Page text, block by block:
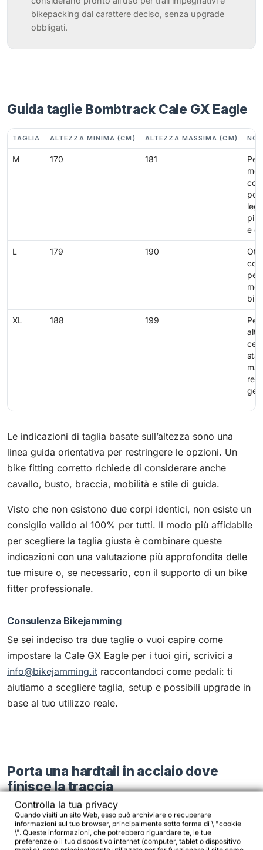
bikepacking dal carattere deciso, senza upgrade
obbligati.
Guida taglie Bombtrack Cale GX Eagle
TAGLIA ALTEZZA MINIMA (CM) ALTEZZA MASSIMA (CM)
M 170 181
Per
con
più
e
L 179 190
per
XL 188 199
Per
alti
Le indicazioni di taglia basate sull’altezza sono una
linea guida orientativa per restringere le opzioni. Un
bike fitting corretto richiede di considerare anche
cavallo, busto, braccia, mobilità e stile di guida.
Visto che non esistono due corpi identici, non esiste un
consiglio valido al 100% per tutti. Il modo più affidabile
per scegliere la taglia giusta è combinare queste
indicazioni con una valutazione più approfondita delle
tue misure o, se necessario, con il supporto di un bike
fitter professionale.
Consulenza Bikejamming
Se sei indeciso tra due taglie o vuoi capire come
impostare la Cale GX Eagle per i tuoi giri, scrivici a
info@bikejamming.it raccontandoci come pedali: ti
aiutiamo a scegliere taglia, setup e possibili upgrade in
base al tuo utilizzo reale.
Porta una hardtail in acciaio dove
finisce la traccia
La Bombtrack Cale GX Eagle – Metallic Burgundy è
fatta per te se vuoi una hardtail in acciaio con cui
spingere forte sui trail, esplorare nuovi sentieri e
Controlla la tua privacy
Quando visiti un sito Web, esso può archiviare o recuperare
informazioni sul tuo browser, principalmente sotto forma di \ "cookie
\". Queste informazioni, che potrebbero riguardare te, le tue
preferenze o il tuo dispositivo internet (computer, tablet o dispositivo